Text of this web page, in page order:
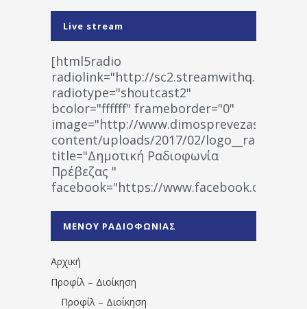
Live stream
[html5radio
radiolink="http://
radiotype="shoutcast2"
bcolor="ffffff" frameborder="0"
image="http://www.dimosprevezas.gr/wp-
content/uploads/2017/02/
title="Δημοτική Ραδιοφωνία
Πρέβεζας "
facebook="https://www.facebook.com/
1531194763766854/" artist="" ]
ΜΕΝΟΥ ΡΑΔΙΟΦΩΝΙΑΣ
Αρχική
Προφίλ – Διοίκηση
Προφίλ – Διοίκηση